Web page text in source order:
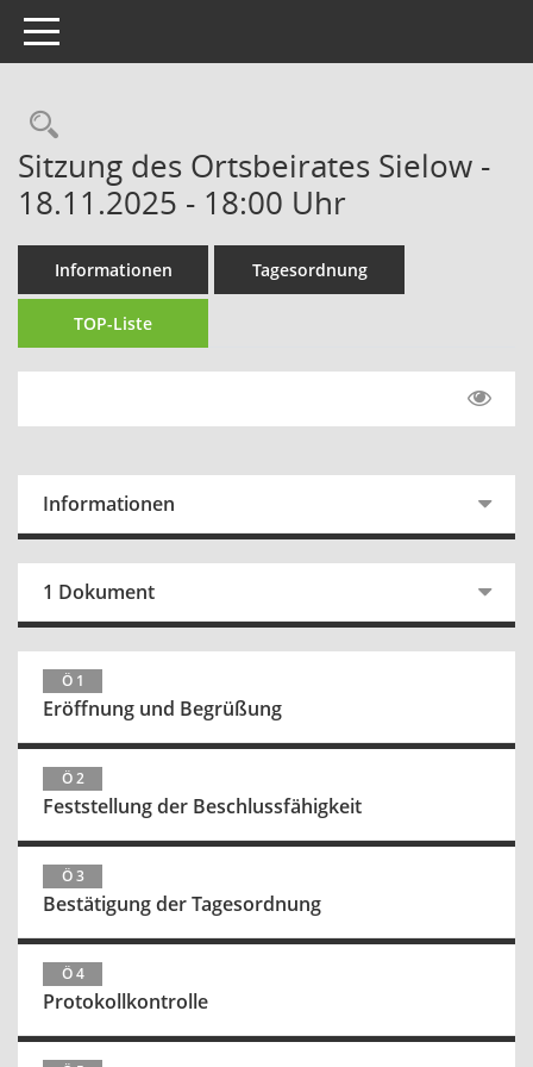
Toggle navigation
Rechercheauswahl
Sitzung des Ortsbeirates Sielow -
18.11.2025 - 18:00 Uhr
Informationen Tagesordnung
TOP-Liste
Informationen
1 Dokument
Ö 1
Eröffnung und Begrüßung
Ö 2
Feststellung der Beschlussfähigkeit
Ö 3
Bestätigung der Tagesordnung
Ö 4
Protokollkontrolle